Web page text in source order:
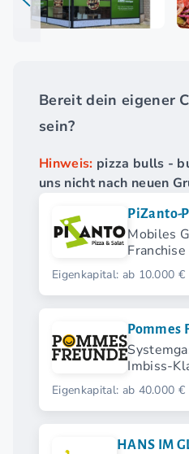
Bereit dein eigener
sein?
Hinweis: pizza bulls -
uns nicht nach neuen
PiZanto-
Mobiles
und Salat
Eigenkapital: ab 10.000 €
Pommes
Imbiss-
Highlights.
Eigenkapital: ab 40.000 €
HANS IM